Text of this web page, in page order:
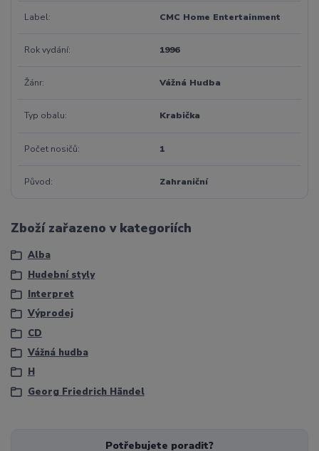
Label CMC Home Entertainment
Rok vydání 1996
Žánr Vážná Hudba
Typ obalu Krabička
Počet nosičů 1
Původ Zahraniční
Zboží zařazeno v kategoriích
Alba
Hudební styly
Interpret
Výprodej
CD
Vážná hudba
H
Georg Friedrich Händel
Potřebujete poradit?